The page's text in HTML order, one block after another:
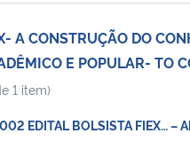
CONSTRUÇÃO DO
E POPULAR- TO
1 item)
EDITAL BOLSISTA FIEX… –